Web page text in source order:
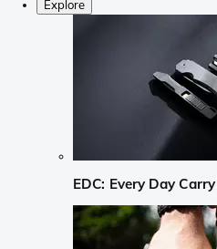
Explore
EDC: Every Day Carry